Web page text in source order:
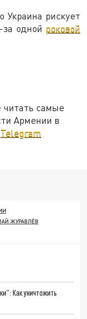
рискует
одной роковой
самые
Армении в
Telegram
ЖУРАВЛЁВ
Как уничтожить